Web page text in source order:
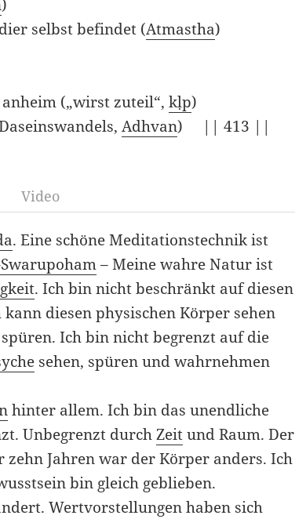
)
selbst befindet (Atmastha)
(„wirst zuteil“,kḷp)
Adhvan) || 413 ||
Video
. Eine schöne Meditationstechnik ist
– Meine wahre Natur ist
. Ich bin nicht beschränkt auf diesen
kann diesen physischen Körper sehen
Ich bin nicht begrenzt auf die
sehen, spüren und wahrnehmen
hinter allem. Ich bin das unendliche
Unbegrenzt durchZeitund Raum. Der
zehn Jahren war der Körper anders. Ich
bin gleich geblieben.
Wertvorstellungen haben sich